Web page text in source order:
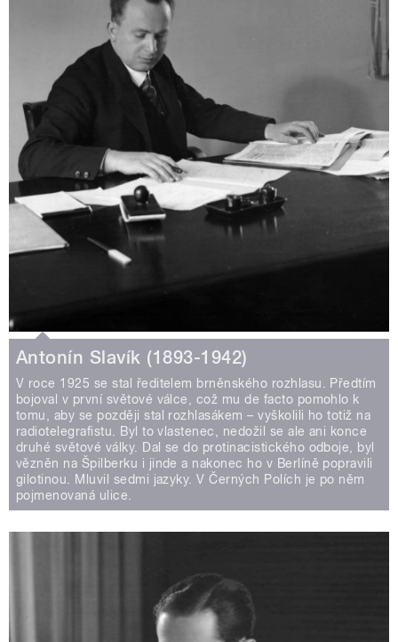
Antonín Slavík (1893-1942)
V roce 1925 se stal ředitelem brněnského rozhlasu. Předtím
bojoval v první světové válce, což mu de facto pomohlo k
tomu, aby se později stal rozhlasákem – vyškolili ho totiž na
radiotelegrafistu. Byl to vlastenec, nedožil se ale ani konce
druhé světové války. Dal se do protinacistického odboje, byl
vězněn na Špilberku i jinde a nakonec ho v Berlíně popravili
gilotinou. Mluvil sedmi jazyky. V Černých Polích je po něm
pojmenovaná ulice.